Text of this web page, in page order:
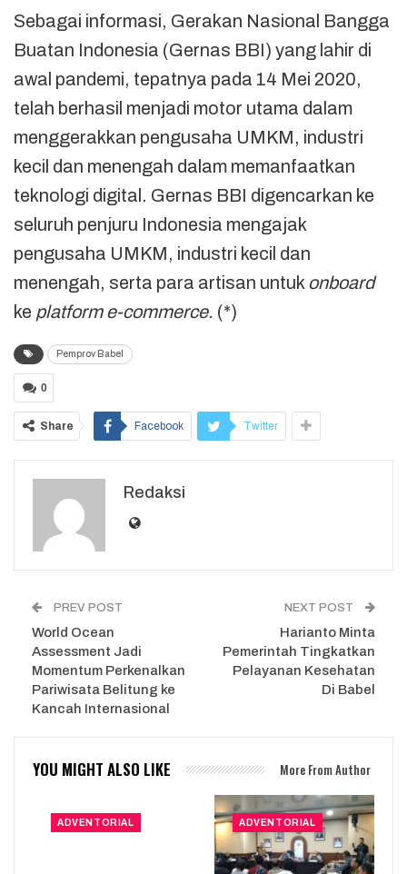
Sebagai informasi, Gerakan Nasional Bangga
Buatan Indonesia (Gernas BBI) yang lahir di
awal pandemi, tepatnya pada 14 Mei 2020,
telah berhasil menjadi motor utama dalam
menggerakkan pengusaha UMKM, industri
kecil dan menengah dalam memanfaatkan
teknologi digital. Gernas BBI digencarkan ke
seluruh penjuru Indonesia mengajak
pengusaha UMKM, industri kecil dan
menengah, serta para artisan untuk onboard
ke platform e-commerce. (*)
Pemprov Babel
0
Share Facebook Twitter
Redaksi
PREV POST
World Ocean
Assessment Jadi
Momentum Perkenalkan
Pariwisata Belitung ke
Kancah Internasional
NEXT POST
Harianto Minta
Pemerintah Tingkatkan
Pelayanan Kesehatan
Di Babel
YOU MIGHT ALSO LIKE More From Author
ADVENTORIAL ADVENTORIAL